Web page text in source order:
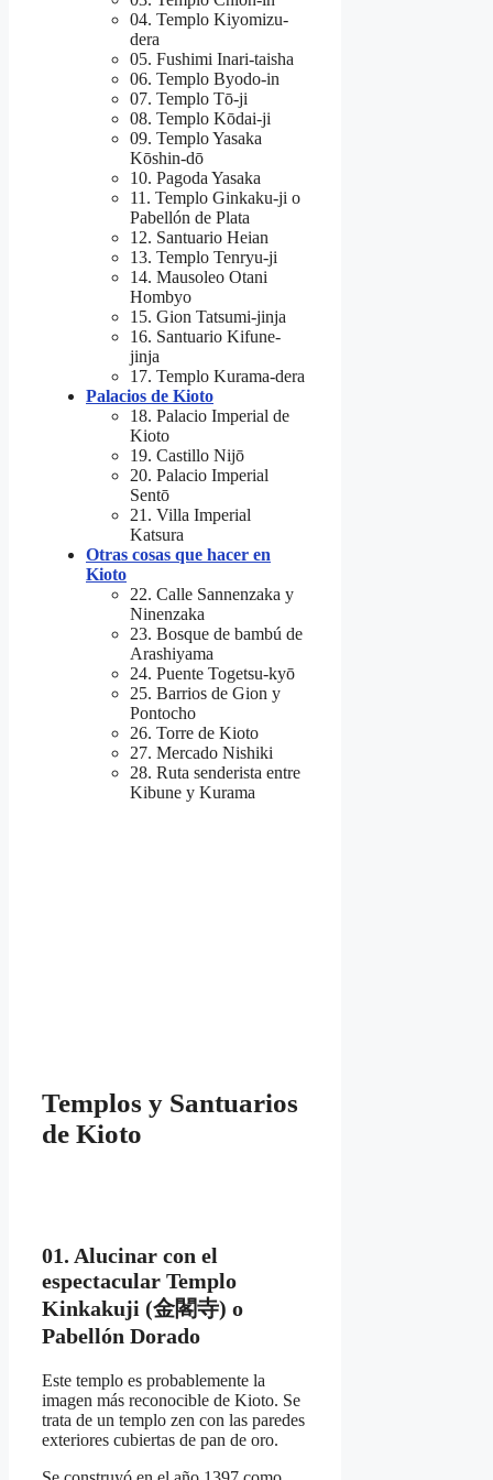
04. Templo Kiyomizu-
dera
05. Fushimi Inari-taisha
06. Templo Byodo-in
07. Templo Tō-ji
08. Templo Kōdai-ji
09. Templo Yasaka
Kōshin-dō
10. Pagoda Yasaka
11. Templo Ginkaku-ji o
Pabellón de Plata
12. Santuario Heian
13. Templo Tenryu-ji
14. Mausoleo Otani
Hombyo
15. Gion Tatsumi-jinja
16. Santuario Kifune-
jinja
17. Templo Kurama-dera
Palacios de Kioto
18. Palacio Imperial de
Kioto
19. Castillo Nijō
20. Palacio Imperial
Sentō
21. Villa Imperial
Katsura
Otras cosas que hacer en
Kioto
22. Calle Sannenzaka y
Ninenzaka
23. Bosque de bambú de
Arashiyama
24. Puente Togetsu-kyō
25. Barrios de Gion y
Pontocho
26. Torre de Kioto
27. Mercado Nishiki
28. Ruta senderista entre
Kibune y Kurama
Templos y Santuarios
de Kioto
01. Alucinar con el
espectacular Templo
Kinkakuji (金閣寺) o
Pabellón Dorado
Este templo es probablemente la
imagen más reconocible de Kioto. Se
trata de un templo zen con las paredes
exteriores cubiertas de pan de oro.